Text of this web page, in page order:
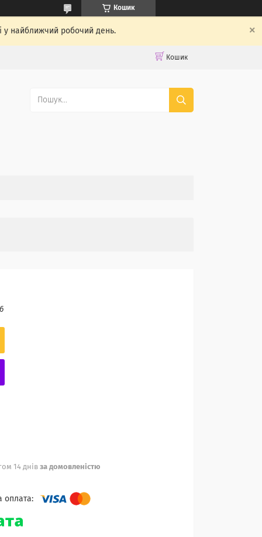
Кошик
у найближчий робочий день.
Кошик
14 днів за домовленістю